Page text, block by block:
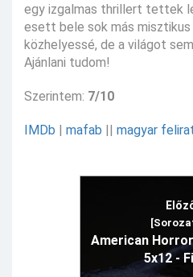
egy izgalmas thrillert tettek
esett bele sok más misztikus
közhelyessé, de a világot
Ajánlani tudom!
Szerintem: 7/10
IMDb | mafab || magyar
American
5x12 -